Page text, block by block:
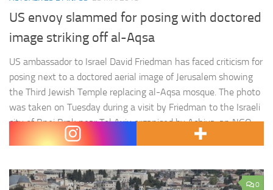
US envoy slammed for posing with doctored
image striking off al-Aqsa
US ambassador to Israel David Friedman has faced criticism for
posing next to a doctored aerial image of Jerusalem showing
the Third Jewish Temple replacing al-Aqsa mosque. The photo
was taken on Tuesday during a visit by Friedman to the Israeli
city of Bnei Brak near Tel Aviv organised by Achiya, an NGO
that aids…
0